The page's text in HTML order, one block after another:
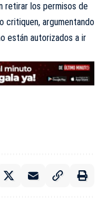
retirar los permisos de
critiquen, argumentando
están autorizados a ir